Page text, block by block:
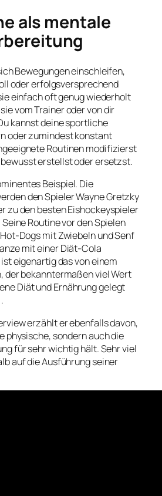
als mentale
Bewegungen einschleifen,
oder erfolgsversprechend
einfach oft genug wiederholt
vom Trainer oder von dir
kannst deine sportliche
oder zumindest konstant
Routinen modifizierst
erstellst oder ersetzst.
Beispiel. Die
den Spieler Wayne Gretzky
zu den besten Eishockeyspieler
Routine vor den Spielen
Dogs mit Zwiebeln und Senf
mit einer Diät-Cola
eigenartig das von einem
der bekanntermaßen viel Wert
Diät und Ernährung gelegt
erzählt er ebenfalls davon,
physische, sondern auch die
für sehr wichtig hält. Sehr viel
auf die Ausführung seiner